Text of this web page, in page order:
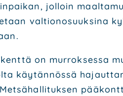
jol­loin
val­tio­no­suuk­si­na
on mur­rok­ses­sa
käy­tän­nös­sä